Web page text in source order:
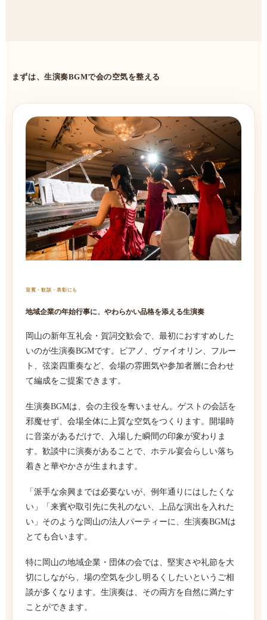
まずは、生演奏BGMで会の空気を整える
迎賓・歓談・表彰にも
地域企業の年始行事に、やわらかい品格を添える生演奏
岡山の新年互礼会・賀詞交歓会で、最初におすすめした
いのが生演奏BGMです。ピアノ、ヴァイオリン、フルー
ト、弦楽四重奏など、会場の雰囲気や参加者層に合わせ
て編成をご提案できます。
生演奏BGMは、会の主役を奪いません。ゲストの会話を
邪魔せず、会場全体に上質な空気をつくります。開場時
に音楽があるだけで、入場した瞬間の印象が変わりま
す。歓談中に演奏があることで、ホテル宴会らしい落ち
着きと華やかさが生まれます。
「派手な余興までは必要ないが、例年通りにはしたくな
い」「来賓や取引先に失礼のない、上品な演出を入れた
い」そのような岡山の法人パーティーに、生演奏BGMは
とても合います。
特に岡山の地域企業・団体の会では、堅実さや礼節を大
切にしながら、場の空気を少し明るくしたいというご相
談が多くなります。生演奏は、その両方を自然に満たす
ことができます。